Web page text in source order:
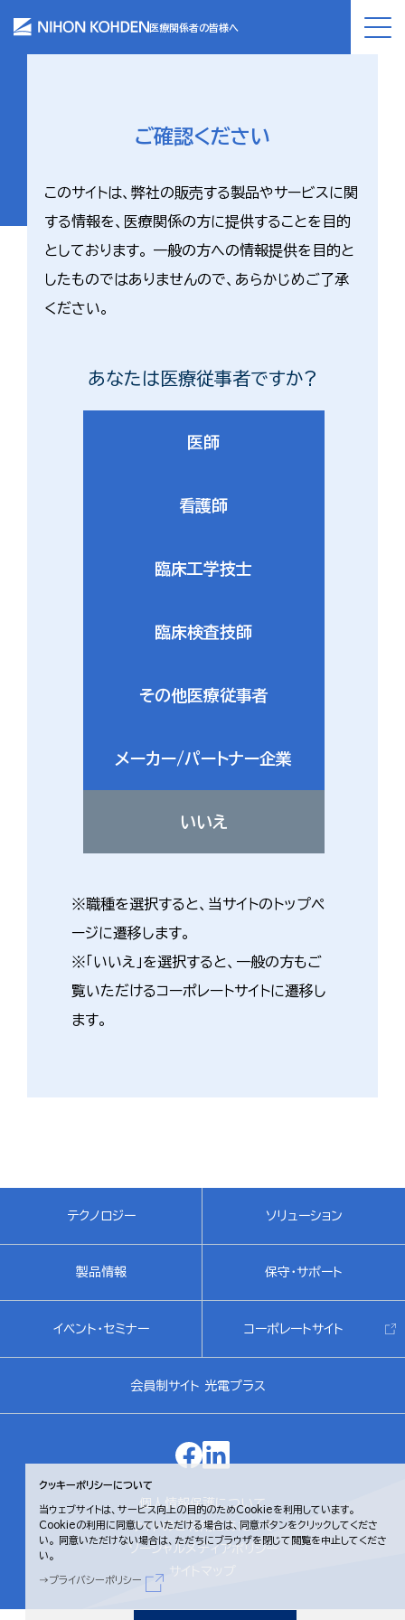
医療関係者の皆様へ
ご確認ください
このサイトは、弊社の販売する製品やサービスに関
する情報を、医療関係の方に提供することを目的
としております。 一般の方への情報提供を目的と
したものではありませんので、あらかじめご了承
ください。
あなたは医療従事者ですか?
医師
看護師
臨床工学技士
臨床検査技師
その他医療従事者
メーカー/パートナー企業
いいえ
※職種を選択すると、当サイトのトップペ
ージに遷移します。
※「いいえ」を選択すると、一般の方もご
覧いただけるコーポレートサイトに遷移し
ます。
テクノロジー ソリューション
製品情報 保守・サポート
イベント・セミナー コーポレートサイト
会員制サイト 光電プラス
個人情報保護について
サイトのご利用にあたって
ソーシャルメディアポリシー
サイトマップ
クッキーポリシーについて
当ウェブサイトは、サービス向上の目的のためCookieを利用しています。
Cookieの利用に同意していただける場合は、同意ボタンをクリックしてくださ
い。
同意いただけない場合は、ただちにブラウザを閉じて閲覧を中止してくださ
い。
プライバシーポリシー